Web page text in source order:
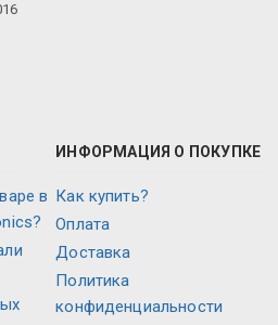
в
ИНФОРМАЦИЯ О ПОКУПКЕ
Как купить?
Оплата
Доставка
Политика
конфиденциальности